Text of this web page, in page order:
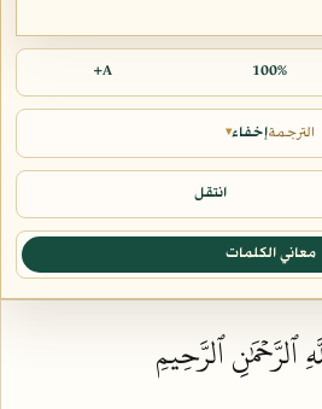
100%
A+
الترجمةإخفاء▾
انتقل
معاني الكلمات
ٱلرَّحۡمَٰنِ ٱلرَّحِيمِ